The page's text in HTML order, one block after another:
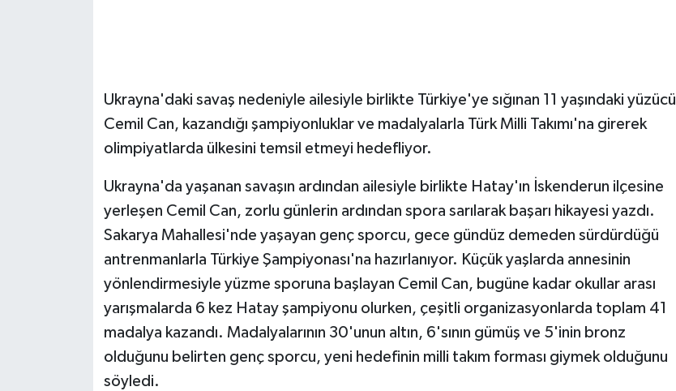
Ukrayna'daki savaş nedeniyle ailesiyle birlikte Türkiye'ye sığınan 11 yaşındaki yüzücü
Cemil Can, kazandığı şampiyonluklar ve madalyalarla Türk Milli Takımı'na girerek
olimpiyatlarda ülkesini temsil etmeyi hedefliyor.
Ukrayna'da yaşanan savaşın ardından ailesiyle birlikte Hatay'ın İskenderun ilçesine
yerleşen Cemil Can, zorlu günlerin ardından spora sarılarak başarı hikayesi yazdı.
Sakarya Mahallesi'nde yaşayan genç sporcu, gece gündüz demeden sürdürdüğü
antrenmanlarla Türkiye Şampiyonası'na hazırlanıyor. Küçük yaşlarda annesinin
yönlendirmesiyle yüzme sporuna başlayan Cemil Can, bugüne kadar okullar arası
yarışmalarda 6 kez Hatay şampiyonu olurken, çeşitli organizasyonlarda toplam 41
madalya kazandı. Madalyalarının 30'unun altın, 6'sının gümüş ve 5'inin bronz
olduğunu belirten genç sporcu, yeni hedefinin milli takım forması giymek olduğunu
söyledi.
İş Dünyası
Jandarma
KÜLTÜR SANAT